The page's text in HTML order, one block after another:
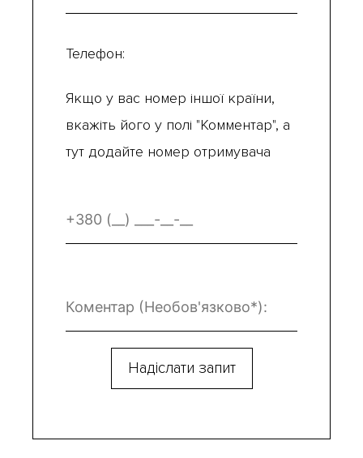
Телефон:
Якщо у вас номер іншої країни,
вкажіть його у полі "Комментар", а
тут додайте номер отримувача